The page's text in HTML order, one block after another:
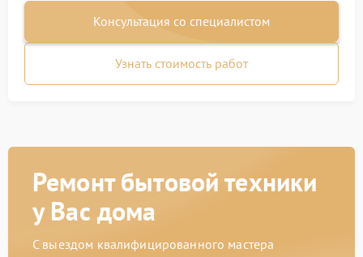
Консультация со специалистом
Узнать стоимость работ
Ремонт бытовой техники
у Вас дома
С выездом квалифицированного мастера